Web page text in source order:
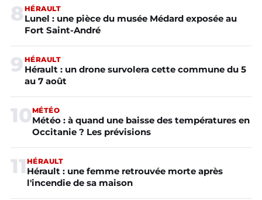
8 HÉRAULT
Lunel : une pièce du musée Médard exposée au
Fort Saint-André
9 HÉRAULT
Hérault : un drone survolera cette commune du 5
au 7 août
10MÉTÉO
Météo : à quand une baisse des températures en
Occitanie ? Les prévisions
11 HÉRAULT
Hérault : une femme retrouvée morte après
l'incendie de sa maison